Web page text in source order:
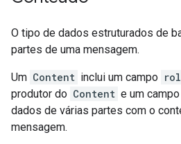
O tipo de dados estruturados de
partes de uma mensagem.
Um Content inclui um campo
produtor do Content e um campo
dados de várias partes com o
mensagem.